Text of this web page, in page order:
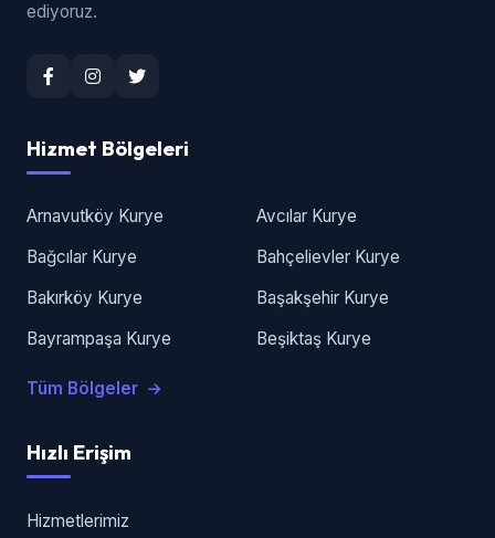
ediyoruz.
Hizmet Bölgeleri
Arnavutköy Kurye
Avcılar Kurye
Bağcılar Kurye
Bahçelievler Kurye
Bakırköy Kurye
Başakşehir Kurye
Bayrampaşa Kurye
Beşiktaş Kurye
Tüm Bölgeler
Hızlı Erişim
Hizmetlerimiz